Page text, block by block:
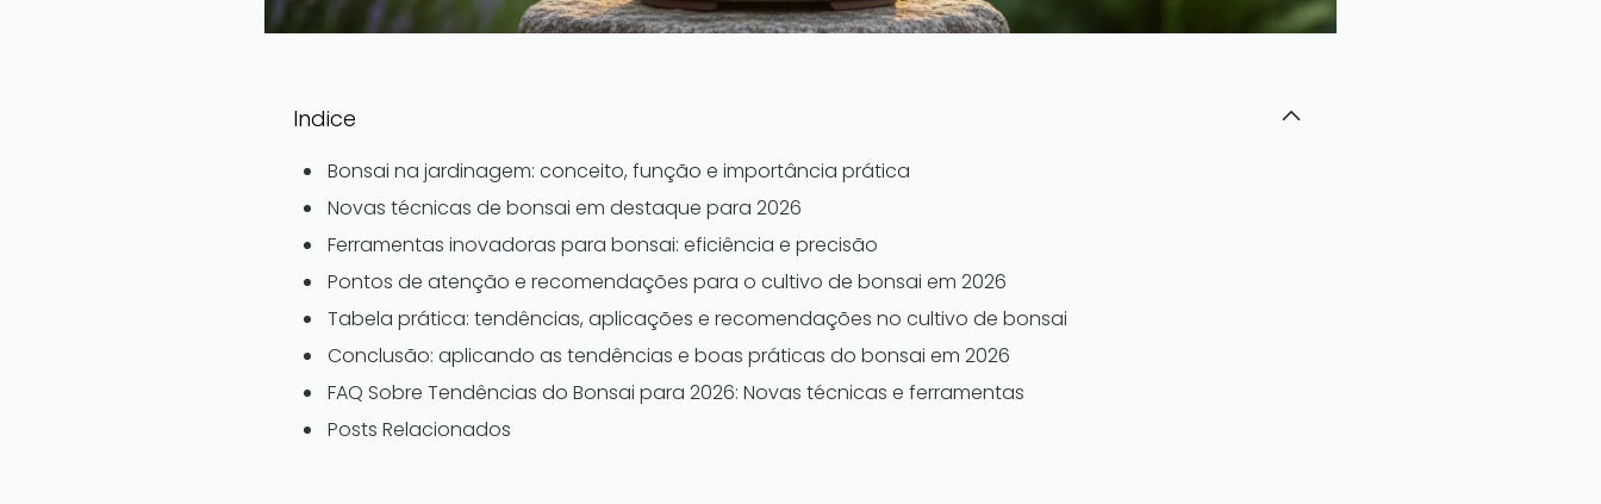
Indice
Bonsai na jardinagem: conceito, função e importância prática
Novas técnicas de bonsai em destaque para 2026
Ferramentas inovadoras para bonsai: eficiência e precisão
Pontos de atenção e recomendações para o cultivo de bonsai em 2026
Tabela prática: tendências, aplicações e recomendações no cultivo de bonsai
Conclusão: aplicando as tendências e boas práticas do bonsai em 2026
FAQ Sobre Tendências do Bonsai para 2026: Novas técnicas e ferramentas
Posts Relacionados